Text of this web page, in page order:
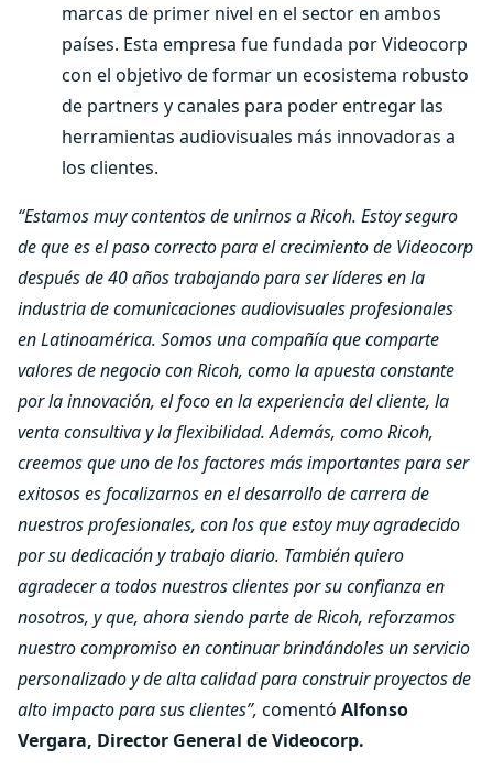
marcas de primer nivel en el sector en ambos
países. Esta empresa fue fundada por Videocorp
con el objetivo de formar un ecosistema robusto
de partners y canales para poder entregar las
herramientas audiovisuales más innovadoras a
los clientes.
“Estamos muy contentos de unirnos a Ricoh. Estoy seguro
de que es el paso correcto para el crecimiento de Videocorp
después de 40 años trabajando para ser líderes en la
industria de comunicaciones audiovisuales profesionales
en Latinoamérica. Somos una compañía que comparte
valores de negocio con Ricoh, como la apuesta constante
por la innovación, el foco en la experiencia del cliente, la
venta consultiva y la flexibilidad. Además, como Ricoh,
creemos que uno de los factores más importantes para ser
exitosos es focalizarnos en el desarrollo de carrera de
nuestros profesionales, con los que estoy muy agradecido
por su dedicación y trabajo diario. También quiero
agradecer a todos nuestros clientes por su confianza en
nosotros, y que, ahora siendo parte de Ricoh, reforzamos
nuestro compromiso en continuar brindándoles un servicio
personalizado y de alta calidad para construir proyectos de
alto impacto para sus clientes”, comentó Alfonso
Vergara, Director General de Videocorp.